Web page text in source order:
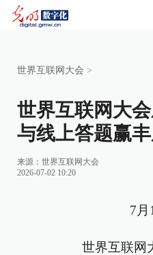
世界互联网大会 >
世界互联网大
与线上答题赢
来源： 世界互联网大会
2026-07-02 10:20
7月
世界互联网